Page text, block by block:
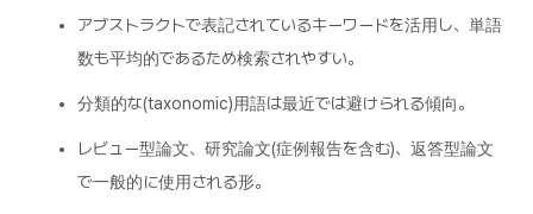
アブストラクトで表記されているキーワードを活用し、単語
数も平均的であるため検索されやすい。
分類的な(taxonomic)用語は最近では避けられる傾向。
レビュー型論文、研究論文(症例報告を含む)、返答型論文
で一般的に使用される形。